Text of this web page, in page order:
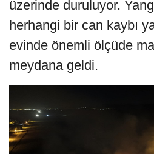
üzerinde duruluyor.
herhangi bir can kaybı
evinde önemli ölçüde
meydana geldi.